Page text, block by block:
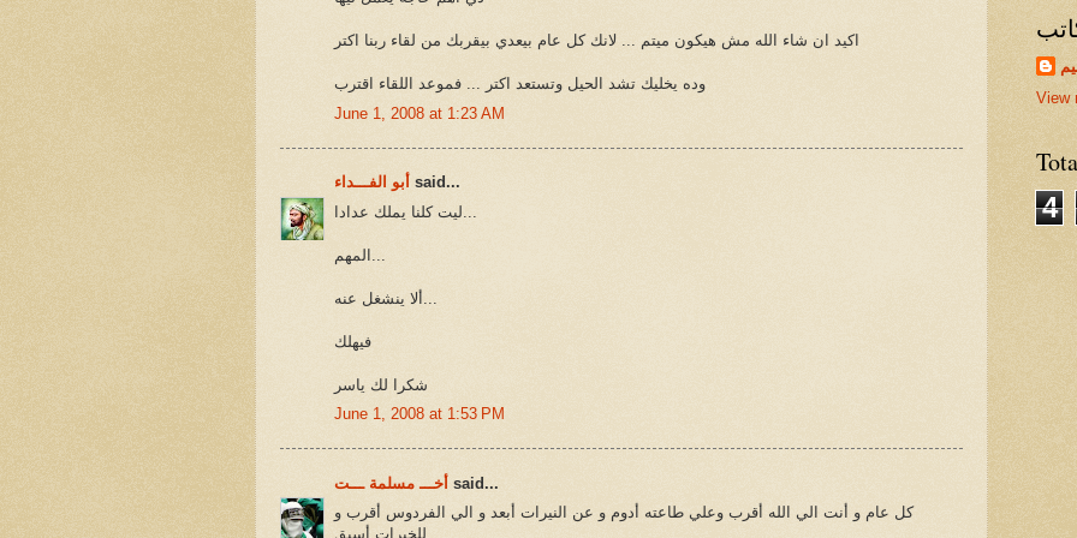
اكيد ان شاء الله مش هيكون ميتم ... لانك كل عام بيعدي بيقربك من لقاء ربنا اكتر
وده يخليك تشد الحيل وتستعد اكتر ... فموعد اللقاء اقترب
June 1, 2008 at 1:23 AM
أبو الفـــداء said...
فيهلك
شكرا لك ياسر
June 1, 2008 at 1:53 PM
أخـــ مسلمة ـــت said...
كل عام و أنت الي الله أقرب وعلي طاعته أدوم و عن النيرات أبعد و الي الفردوس أقرب و
للخيرات أسبق
View
4